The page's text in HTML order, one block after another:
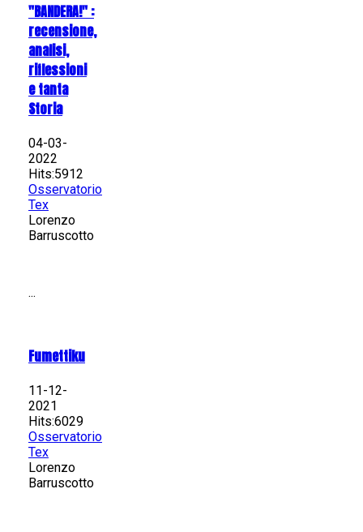
"BANDERA!" :
recensione,
analisi,
riflessioni
e tanta
Storia
04-03-
2022
Hits:5912
Osservatorio
Tex
Lorenzo
Barruscotto
...
Fumettiku
11-12-
2021
Hits:6029
Osservatorio
Tex
Lorenzo
Barruscotto